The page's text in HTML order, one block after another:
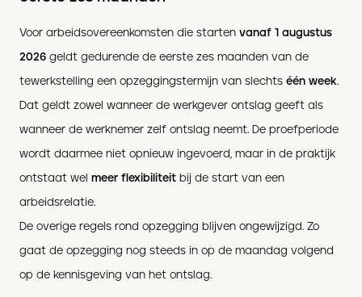
Voor arbeidsovereenkomsten die starten vanaf 1 augustus
2026 geldt gedurende de eerste zes maanden van de
tewerkstelling een opzeggingstermijn van slechts één week.
Dat geldt zowel wanneer de werkgever ontslag geeft als
wanneer de werknemer zelf ontslag neemt. De proefperiode
wordt daarmee niet opnieuw ingevoerd, maar in de praktijk
ontstaat wel meer flexibiliteit bij de start van een
arbeidsrelatie.
De overige regels rond opzegging blijven ongewijzigd. Zo
gaat de opzegging nog steeds in op de maandag volgend
op de kennisgeving van het ontslag.